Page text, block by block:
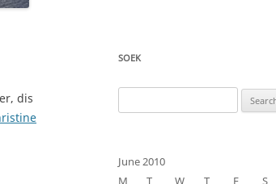
dis
SOEK
for:
June 2010
M
T W T F S